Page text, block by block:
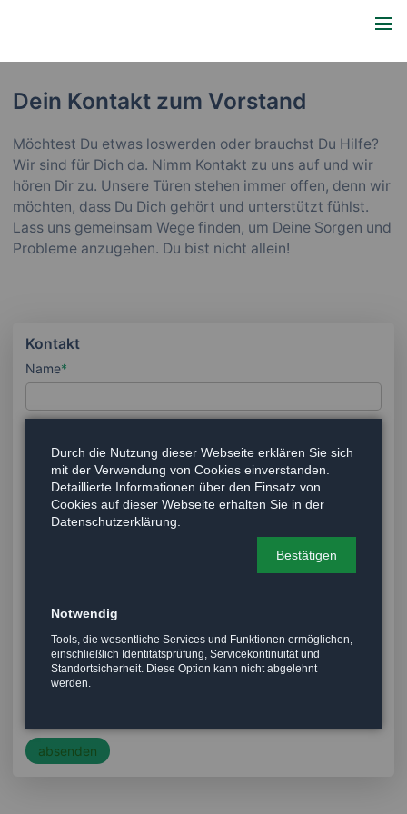
Dein Kontakt zum Vorstand
Möchtest Du etwas loswerden oder brauchst Du Hilfe?
Wir sind für Dich da. Nimm Kontakt zu uns auf und wir
hören Dir zu. Unsere Türen stehen immer offen, denn wir
möchten, dass Du Dich gehört und unterstützt fühlst.
Lass uns gemeinsam Wege finden, um Deine Sorgen und
Probleme anzugehen. Du bist nicht allein!
Kontakt
Name*
Telefon
absenden
Durch die Nutzung dieser Webseite erklären Sie sich
mit der Verwendung von Cookies einverstanden.
Detaillierte Informationen über den Einsatz von
Cookies auf dieser Webseite erhalten Sie in der
Datenschutzerklärung.
Bestätigen
Notwendig
Tools, die wesentliche Services und Funktionen ermöglichen,
einschließlich Identitätsprüfung, Servicekontinuität und
Standortsicherheit. Diese Option kann nicht abgelehnt
werden.